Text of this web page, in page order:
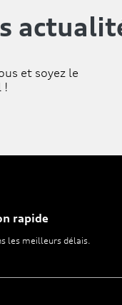
et soyez le
!
rapide
les meilleurs délais.